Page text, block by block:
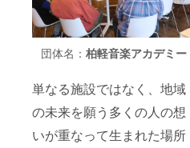
団体名：柏軽音楽アカデミー
単なる施設ではなく、地域
の未来を願う多くの人の想
いが重なって生まれた場所